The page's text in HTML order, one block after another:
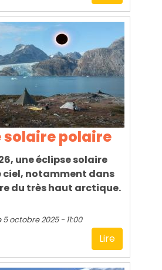
solaire polaire
une éclipse solaire
ciel, notamment dans
du très haut arctique.
octobre 2025 - 11:00
Lire